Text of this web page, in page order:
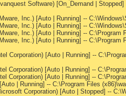
Software) [On_Demand |
Inc.) [Auto | Running] --
Inc.) [Auto | Running] --
Inc.) [Auto | Running] --
Inc.) [Auto | Running] --
Corporation) [Auto | Running] --
Corporation) [Auto | Running] --
Corporation) [Auto | Running] --
| Running] -- C:\Program Files
Corporation) [Auto | Stopped] --